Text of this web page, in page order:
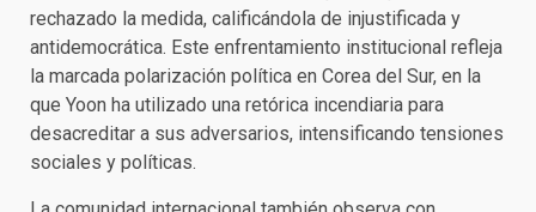
rechazado la medida, calificándola de injustificada y
antidemocrática. Este enfrentamiento institucional refleja
la marcada polarización política en Corea del Sur, en la
que Yoon ha utilizado una retórica incendiaria para
desacreditar a sus adversarios, intensificando tensiones
sociales y políticas.